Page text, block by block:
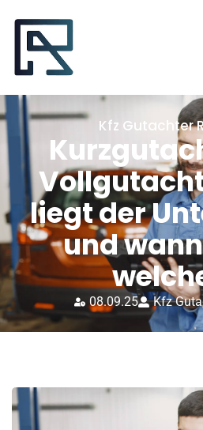
Kfz Gutachter
liegt der
und
08.09.25 Kfz